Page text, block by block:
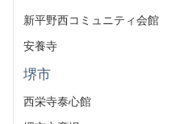
新平野西コミュニティ会館
安養寺
堺市
西栄寺泰心館